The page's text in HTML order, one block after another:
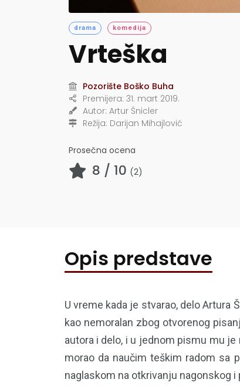
drama komedija
Vrteška
Pozorište Boško Buha
Premijera: 31. mart 2019.
Autor: Artur Šnicler
Režija: Darijan Mihajlović
Prosečna ocena
8 / 10 (2)
Opis predstave
U vreme kada je stvarao, delo Artura
kao nemoralan zbog otvorenog
autora i delo, i u jednom pismu mu
morao da naučim teškim radom sa
naglaskom na otkrivanju nagonskog